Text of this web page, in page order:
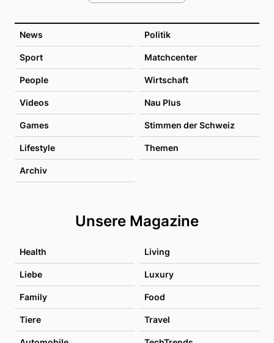
News Politik
Sport Matchcenter
People Wirtschaft
Videos Nau Plus
Games Stimmen der Schweiz
Lifestyle Themen
Archiv
Unsere Magazine
Health Living
Liebe Luxury
Family Food
Tiere Travel